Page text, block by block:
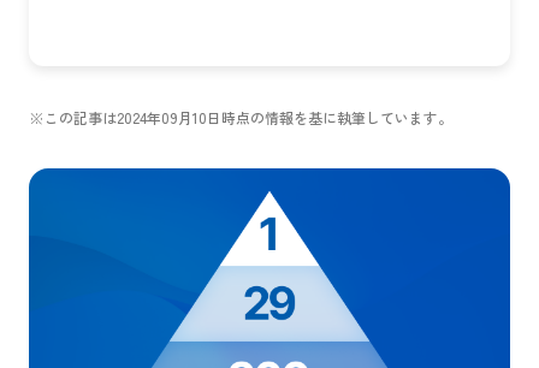
※この記事は2024年09月10日時点の情報を基に執筆しています。